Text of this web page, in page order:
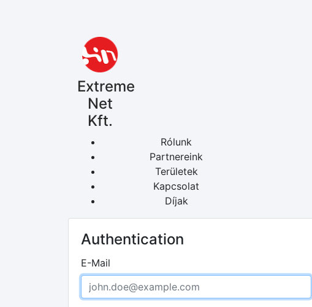
Extreme
Net
Kft.
Rólunk
Partnereink
Területek
Kapcsolat
Díjak
Authentication
E-Mail